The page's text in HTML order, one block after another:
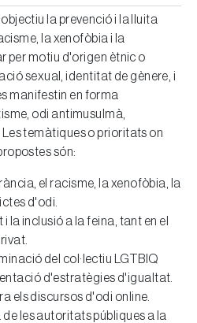
la prevenció i la lluita
la xenofòbia i la
per motiu d'origen ètnic o
sexual, identitat de gènere, i
manifestin en forma
odi antimusulmà,
temàtiques o prioritats on
són:
el racisme, la xenofòbia, la
d'odi.
la inclusió a la feina, tant en el
del col·lectiu LGTBIQ
d'estratègies d'igualtat.
els discursos d'odi online.
les autoritats públiques a la